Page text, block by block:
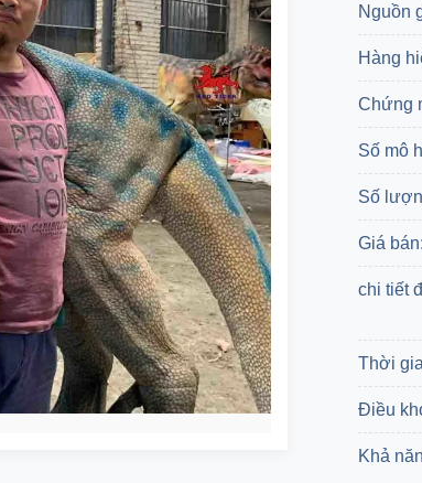
Nguồn
Hàng
Chứng
Số mô
Số
Giá bán:
chi tiết
Thời
Điều
Khả